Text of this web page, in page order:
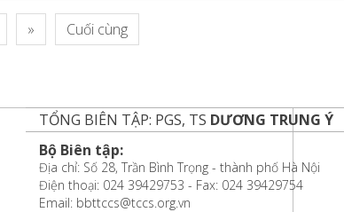
» Cuối cùng
TỔNG BIÊN TẬP: PGS, TS DƯƠNG TRUNG Ý
Bộ Biên tập:
Địa chỉ: Số 28, Trần Bình Trọng - thành phố Hà Nội
Điện thoại: 024 39429753 - Fax: 024 39429754
Email: bbttccs@tccs.org.vn